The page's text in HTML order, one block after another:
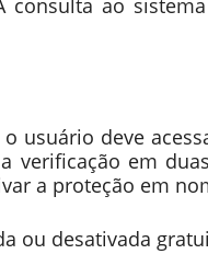
consulta ao
o usuário deve
verificação em
a proteção em
ou desativada